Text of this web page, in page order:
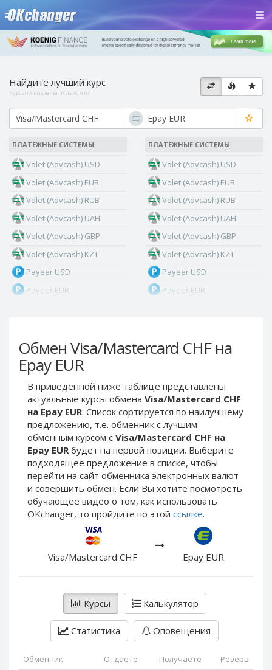
Обмен Visa/Mastercard CHF на
Epay EUR
В приведенной ниже таблице представлены
актуальные курсы обмена Visa/Mastercard CHF
на Epay EUR. Список сортируется по наилучшему
предложению, т.е. обменник с лучшим
обменным курсом с Visa/Mastercard CHF на
Epay EUR будет на первой позиции. Выберите
подходящее предложение в списке, чтобы
перейти на сайт обменника электронных валют
и совершить обмен. Если Вы хотите посмотреть
обучающее видео о том, как использовать
OKchanger, то пройдите по этой ссылке.
Visa/Mastercard CHF Epay EUR
Курсы Калькулятор
Статистика Оповещения
Обменник Отдаете Получаете Резерв
Найдите лучший курс
Курсы обновлены: только что
ПЛАТЕЖНЫЕ СИСТЕМЫ
Volet (Advcash) USD
Volet (Advcash) EUR
Volet (Advcash) RUB
Volet (Advcash) UAH
Volet (Advcash) GBP
Volet (Advcash) KZT
Payeer USD
Payeer EUR
Payeer Tether ERC20
(USDT)
Payeer UAH
ЮMoney RUB
ЮMoney KZT
PayPal USD
PayPal EUR
PayPal GBP
PayPal CAD
PayPal AUD
PayPal RUB
PayPal NOK
PayPal PLN
PayPal SGD
ПЛАТЕЖНЫЕ СИСТЕМЫ
Volet (Advcash) USD
Volet (Advcash) EUR
Volet (Advcash) RUB
Volet (Advcash) UAH
Volet (Advcash) GBP
Volet (Advcash) KZT
Payeer USD
Payeer EUR
Payeer Tether ERC20
(USDT)
ЮMoney RUB
ЮMoney KZT
PayPal USD
PayPal EUR
PayPal GBP
PayPal CAD
PayPal AUD
PayPal RUB
PayPal CZK
PayPal DKK
PayPal NZD
PayPal NOK
PayPal PLN
PayPal SGD